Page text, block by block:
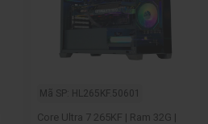
Mã SP: HL265KF.50601
Core Ultra 7 265KF | Ram 32G |